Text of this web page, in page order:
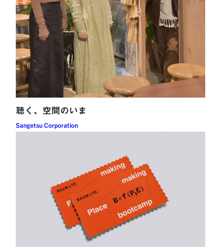
聴く、空間のいま
Sangetsu Corporation